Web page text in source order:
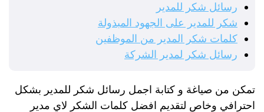
رسائل شكر للمدير
شكر للمدير على الجهود المبذولة
كلمات شكر المدير من الموظفين
رسائل شكر لمدير الشركة
تمكن من صياغة و كتابة اجمل رسائل شكر للمدير بشكل
احترافي وخاص لتقديم افضل كلمات الشكر لاي مدير